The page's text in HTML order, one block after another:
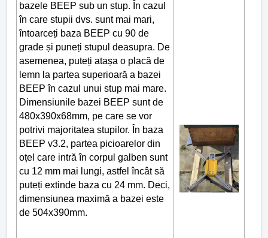
bazele BEEP sub un stup. În cazul
în care stupii dvs. sunt mai mari,
întoarceți baza BEEP cu 90 de
grade și puneți stupul deasupra. De
asemenea, puteți atașa o placă de
lemn la partea superioară a bazei
BEEP în cazul unui stup mai mare.
Dimensiunile bazei BEEP sunt de
480x390x68mm, pe care se vor
potrivi majoritatea stupilor. În baza
BEEP v3.2, partea picioarelor din
oțel care intră în corpul galben sunt
cu 12 mm mai lungi, astfel încât să
puteți extinde baza cu 24 mm. Deci,
dimensiunea maximă a bazei este
de 504x390mm.